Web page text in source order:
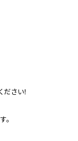
さい！
。